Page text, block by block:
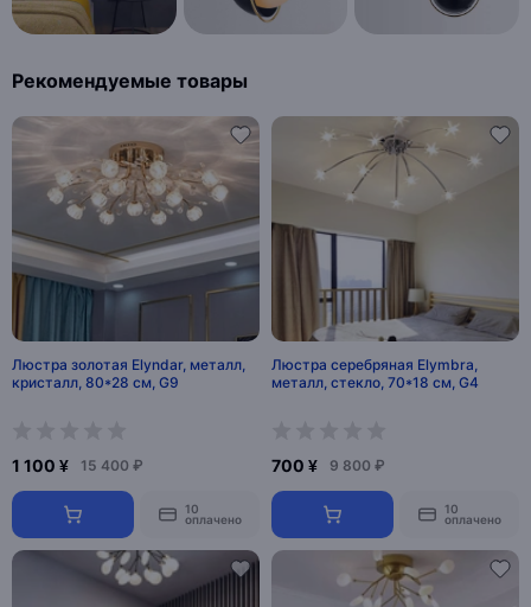
Рекомендуемые товары
Люстра золотая Elyndar, металл,
кристалл, 80*28 см, G9
1 100 ¥ 15 400 ₽
10
оплачено
Люстра серебряная Elymbra,
металл, стекло, 70*18 см, G4
700 ¥ 9 800 ₽
10
оплачено